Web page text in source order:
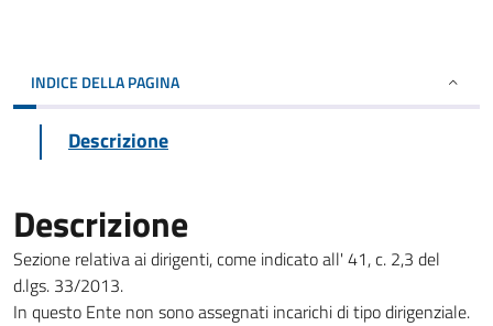
INDICE DELLA PAGINA
Descrizione
Descrizione
Sezione relativa ai dirigenti, come indicato all' 41, c. 2,3 del
d.lgs. 33/2013.
In questo Ente non sono assegnati incarichi di tipo dirigenziale.